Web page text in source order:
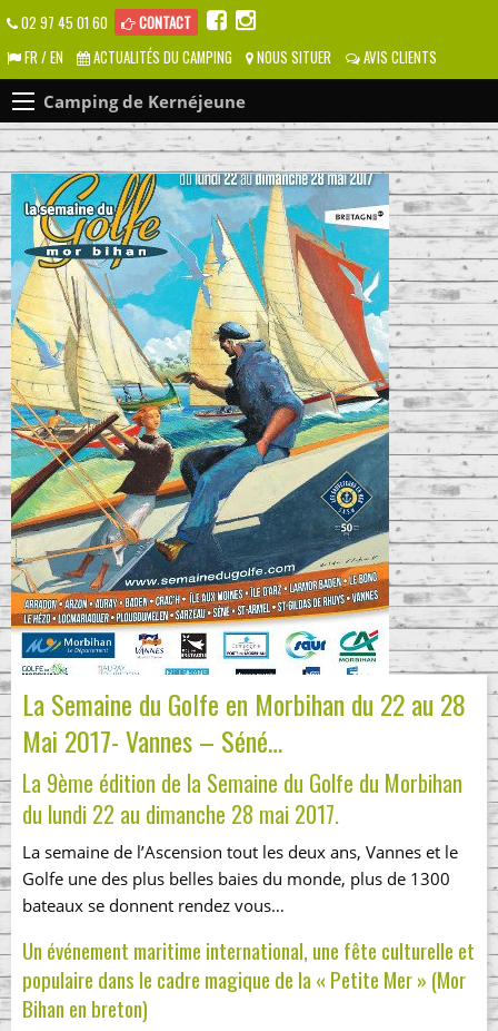
02 97 45 01 60
CONTACT
FR / EN
ACTUALITÉS DU CAMPING NOUS SITUER AVIS CLIENTS
Camping de Kernéjeune
La Semaine du Golfe en Morbihan du 22 au 28
Mai 2017- Vannes – Séné…
La 9ème édition de la Semaine du Golfe du Morbihan
du lundi 22 au dimanche 28 mai 2017.
La semaine de l’Ascension tout les deux ans, Vannes et le
Golfe une des plus belles baies du monde, plus de 1300
bateaux se donnent rendez vous…
Un événement maritime international, une fête culturelle et
populaire dans le cadre magique de la « Petite Mer » (Mor
Bihan en breton)